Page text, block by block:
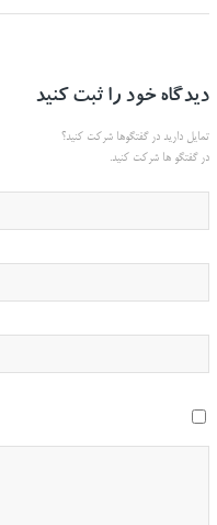
دیدگاه خود را ثبت کنید
تمایل دارید در گفتگوها شرکت کنید؟
در گفتگو ها شرکت کنید.